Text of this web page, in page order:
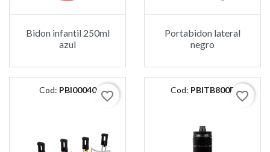
Bidon infantil 250ml
azul
Portabidon lateral
negro
Cod: PBI00040 favorite_border Cod: PBITB800B favorite_border